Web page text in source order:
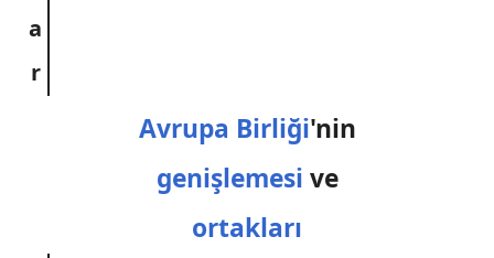
a
r
Avrupa Birliği'nin
genişlemesi ve
ortakları